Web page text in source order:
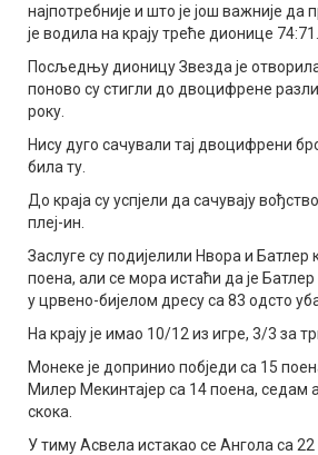
најпотребније и што је још важније да
је водила на крају треће дионице 74:71.
Посљедњу дионицу Звезда је
поново су стигли до двоцифрене
року.
Нису дуго сачували тај двоцифрени
била ту.
До краја су успјели да сачувају
плеј-ин.
Заслуге су подијелили Нвора и Батлер
поена, али се мора истаћи да је
у црвено-бијелом дресу са 83 одсто
На крају је имао 10/12 из игре, 3/3 за
Монеке је допринио побједи са 15
Милер Мекинтајер са 14 поена, седам
скока.
У тиму Асвела истакао се Ангола са